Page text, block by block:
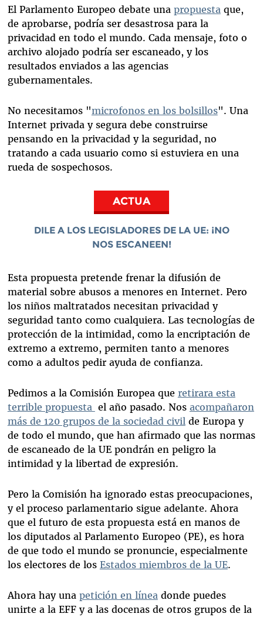
El Parlamento Europeo debate una propuesta que,
de aprobarse, podría ser desastrosa para la
privacidad en todo el mundo. Cada mensaje, foto o
archivo alojado podría ser escaneado, y los
resultados enviados a las agencias
gubernamentales.
No necesitamos "microfonos en los bolsillos". Una
Internet privada y segura debe construirse
pensando en la privacidad y la seguridad, no
tratando a cada usuario como si estuviera en una
rueda de sospechosos.
ACTUA
DILE A LOS LEGISLADORES DE LA UE: ¡NO
NOS ESCANEEN!
Esta propuesta pretende frenar la difusión de
material sobre abusos a menores en Internet. Pero
los niños maltratados necesitan privacidad y
seguridad tanto como cualquiera. Las tecnologías de
protección de la intimidad, como la encriptación de
extremo a extremo, permiten tanto a menores
como a adultos pedir ayuda de confianza.
Pedimos a la Comisión Europea que retirara esta
terrible propuesta el año pasado. Nos acompañaron
más de 120 grupos de la sociedad civilde Europa y
de todo el mundo, que han afirmado que las normas
de escaneado de la UE pondrán en peligro la
intimidad y la libertad de expresión.
Pero la Comisión ha ignorado estas preocupaciones,
y el proceso parlamentario sigue adelante. Ahora
que el futuro de esta propuesta está en manos de
los diputados al Parlamento Europeo (PE), es hora
de que todo el mundo se pronuncie, especialmente
los electores de los Estados miembros de la UE.
Ahora hay una petición en líneadonde puedes
unirte a la EFF y a las docenas de otros grupos de la